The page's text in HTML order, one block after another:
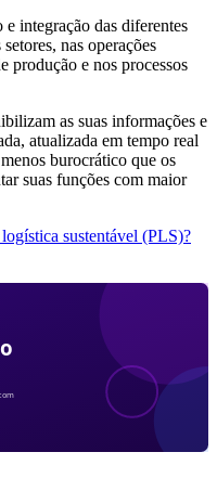
e integração das diferentes
nas operações
produção e nos processos
as suas informações e
atualizada em tempo real
burocrático que os
suas funções com maior
sustentável (PLS)?